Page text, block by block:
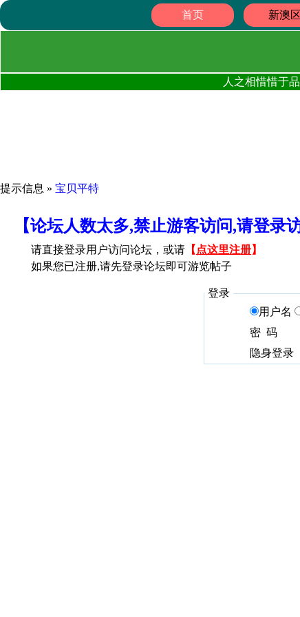
首页 新澳区
人之相惜惜于
提示信息 » 宝贝平特
【论坛人数太多,禁止游客访问,请登
请直接登录用户访问论坛，或请 【 点这里注册】
如果您已注册,请先登录论坛即可游览帖子
登录
用户名
密 码
隐身登录